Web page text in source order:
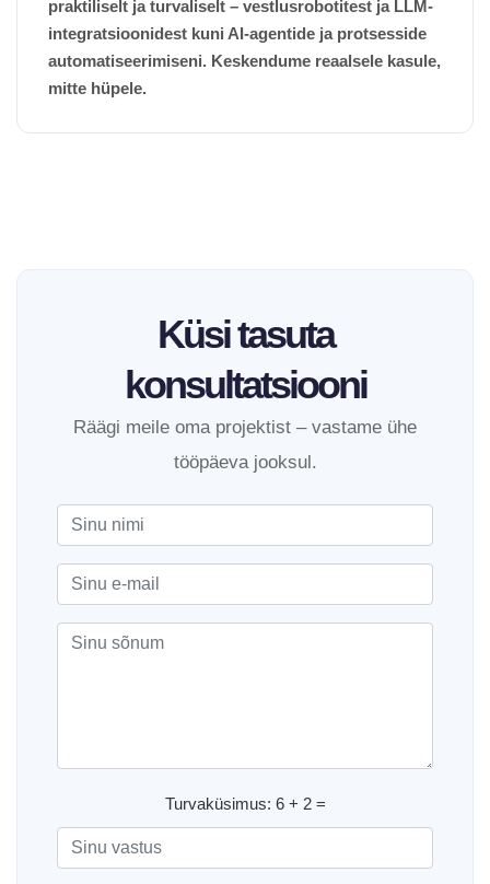
praktiliselt ja turvaliselt – vestlusrobotitest ja LLM-
integratsioonidest kuni AI-agentide ja protsesside
automatiseerimiseni. Keskendume reaalsele kasule,
mitte hüpele.
Küsi tasuta
konsultatsiooni
Räägi meile oma projektist – vastame ühe
tööpäeva jooksul.
Turvaküsimus: 6 + 2 =